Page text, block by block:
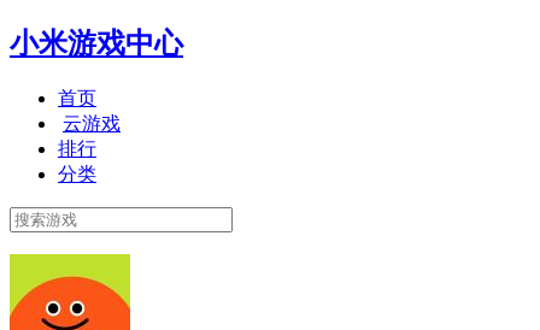
小米游戏中心
首页
云游戏
排行
分类